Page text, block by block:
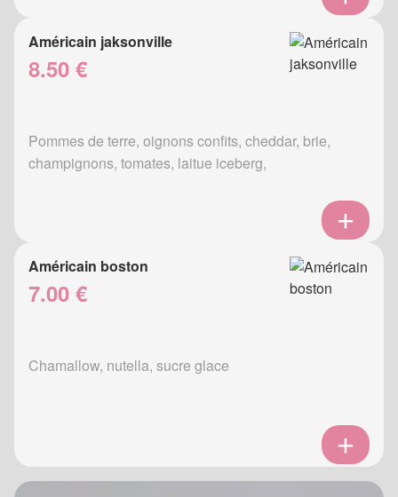
Américain jaksonville
8.50 €
Pommes de terre, oignons confits, cheddar, brie,
champignons, tomates, laitue iceberg,
Américain boston
7.00 €
Chamallow, nutella, sucre glace